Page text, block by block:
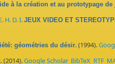
à la création et au prototypage
H. D. I.JEUX VIDEO ET
géométries du désir. (1994).
. (2014).Google Scholar BibTeX RTF